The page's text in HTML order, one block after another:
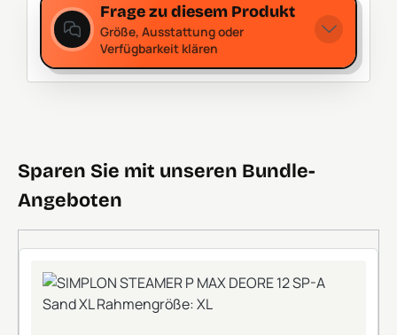
Frage zu diesem Produkt
Größe, Ausstattung oder
Verfügbarkeit klären
Sparen Sie mit unseren Bundle-
Angeboten